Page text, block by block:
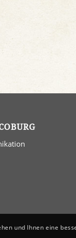
und Ihnen eine